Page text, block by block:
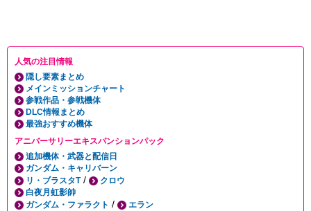
人気の注目情報
隠し要素まとめ
メインミッションチャート
参戦作品・参戦機体
DLC情報まとめ
最強おすすめ機体
アニバーサリーエキスパンションパック
追加機体・武器と配信日
ガンダム・キャリバーン
リ・ブラスタT/
クロウ
白夜月虹影帥
ガンダム・ファラクト /
エラン